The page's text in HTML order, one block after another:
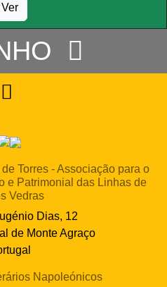
Ver
Torres - Associação para o
e Patrimonial das Linhas de
Vedras
Dias, 12
de Monte Agraço
Napoleónicos